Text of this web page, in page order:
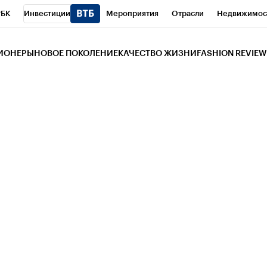
Инвестиции Мероприятия Отрасли
НОВОЕ ПОКОЛЕНИЕ КАЧЕСТВО ЖИЗНИ FASHION REVIEW